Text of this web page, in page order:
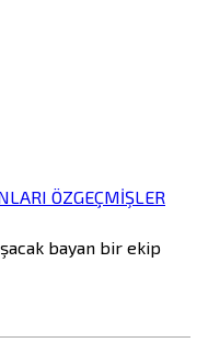
ÖZGEÇMİŞLER
bayan bir ekip